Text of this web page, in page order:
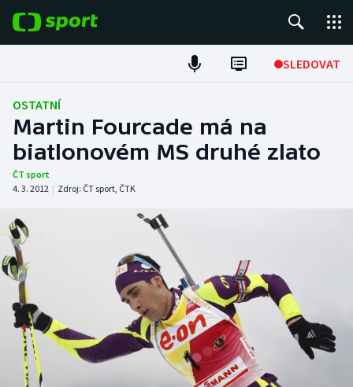
SLEDOVAT
Fotbal
Hokej
Tenis
DALŠÍ SPORTY
Americký fotbal
Baseball a softbal
NEPŘEHLÉDNĚTE
Soutěže
OSTATNÍ
Martin Fourcade má na
biatlonovém MS druhé zlato
ČT sport
4. 3. 2012 | Zdroj: ČT sport, ČTK